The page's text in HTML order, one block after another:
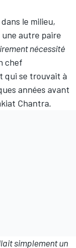
le milieu,
une autre paire
nécessité
chef
qui se trouvait à
années avant
Chantra.
simplement un